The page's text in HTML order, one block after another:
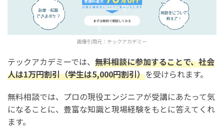
画像引用元： テックアカデミー
テックアカデミーでは、 無料相談に参加することで、社会
人は1万円割引（学生は5,000円割引）を受けられます。
無料相談では、プロの現役エンジニアが受講にあたって気
になることに、豊富な知識と現場経験をもとに答えてくれ
ます。